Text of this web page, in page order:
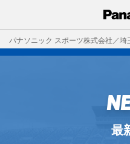
パナソニック スポーツ株式会社／
最